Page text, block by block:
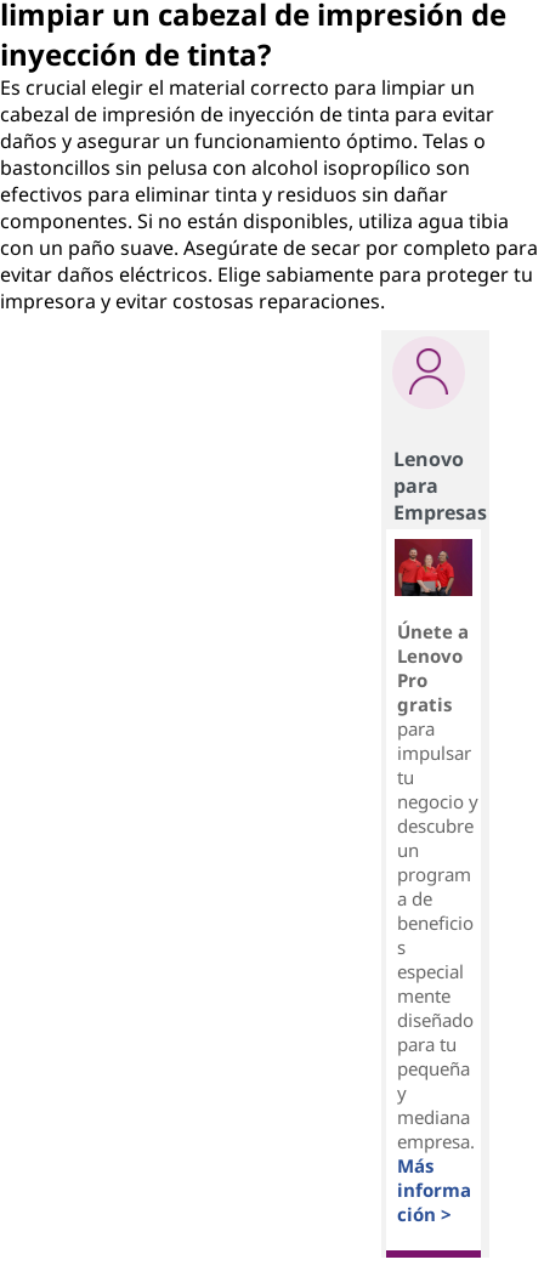
limpiar un cabezal de impresión de
inyección de tinta?
Es crucial elegir el material correcto para limpiar un
cabezal de impresión de inyección de tinta para evitar
daños y asegurar un funcionamiento óptimo. Telas o
bastoncillos sin pelusa con alcohol isopropílico son
efectivos para eliminar tinta y residuos sin dañar
componentes. Si no están disponibles, utiliza agua tibia
con un paño suave. Asegúrate de secar por completo para
evitar daños eléctricos. Elige sabiamente para proteger tu
impresora y evitar costosas reparaciones.
Lenovo
para
Empresas
Únete a
Lenovo
Pro
gratis
para
impulsar
tu
negocio y
descubre
un
program
a de
beneficio
s
especial
mente
diseñado
para tu
pequeña
y
mediana
empresa.
Más
informa
ción >